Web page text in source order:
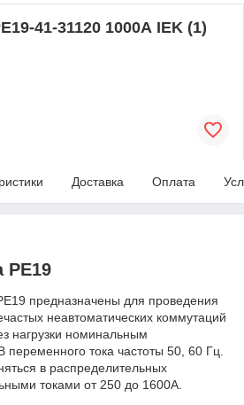
41-31120 1000А IEK (1)
Доставка Оплата
РЕ19
предназначены для проведения
неавтоматических коммутаций
нагрузки номинальным
тока частоты 50, 60 Гц.
в распределительных
токами от 250 до 1600А.